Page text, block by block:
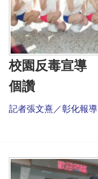
校園反毒宣導
個讚
記者張文熹／彰化報導